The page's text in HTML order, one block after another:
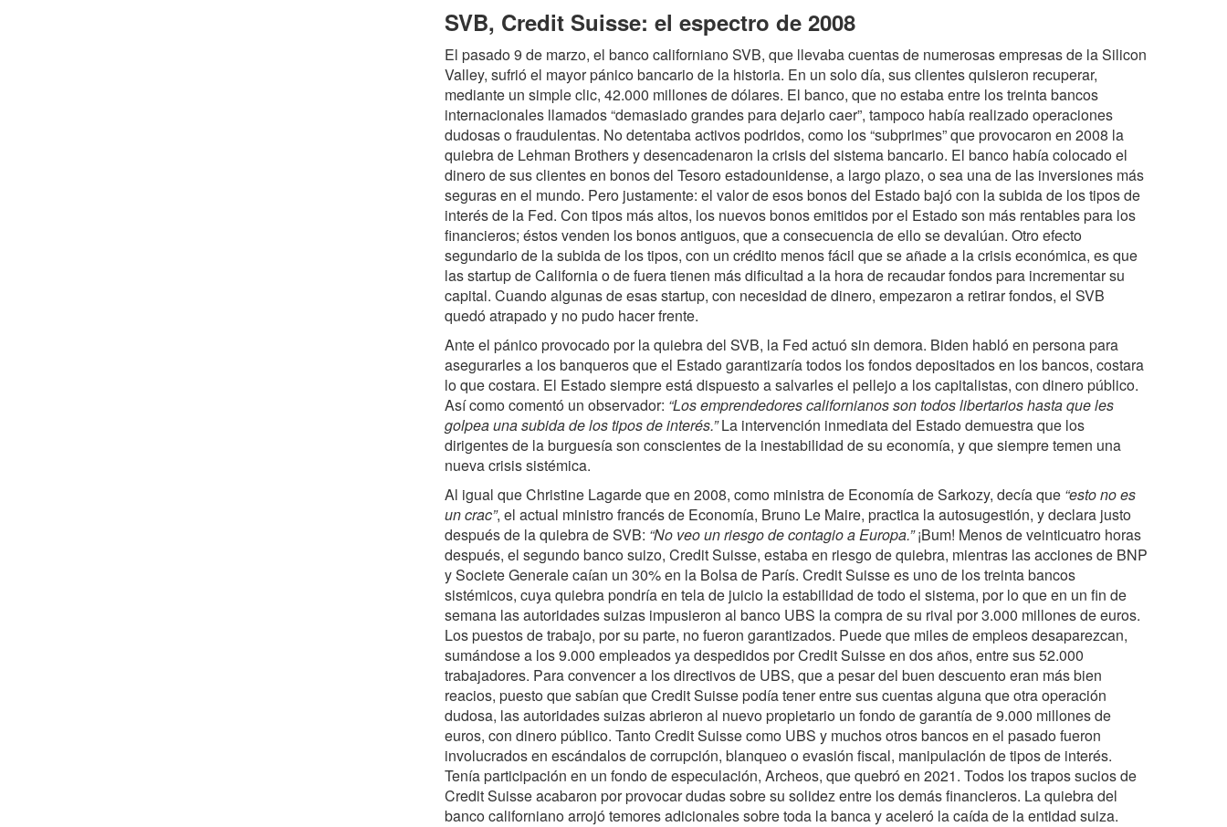
SVB, Credit Suisse: el espectro de 2008
El pasado 9 de marzo, el banco californiano SVB, que llevaba cuentas de numerosas empresas de la Silicon
Valley, sufrió el mayor pánico bancario de la historia. En un solo día, sus clientes quisieron recuperar,
mediante un simple clic, 42.000 millones de dólares. El banco, que no estaba entre los treinta bancos
internacionales llamados “demasiado grandes para dejarlo caer”, tampoco había realizado operaciones
dudosas o fraudulentas. No detentaba activos podridos, como los “subprimes” que provocaron en 2008 la
quiebra de Lehman Brothers y desencadenaron la crisis del sistema bancario. El banco había colocado el
dinero de sus clientes en bonos del Tesoro estadounidense, a largo plazo, o sea una de las inversiones más
seguras en el mundo. Pero justamente: el valor de esos bonos del Estado bajó con la subida de los tipos de
interés de la Fed. Con tipos más altos, los nuevos bonos emitidos por el Estado son más rentables para los
financieros; éstos venden los bonos antiguos, que a consecuencia de ello se devalúan. Otro efecto
segundario de la subida de los tipos, con un crédito menos fácil que se añade a la crisis económica, es que
las startup de California o de fuera tienen más dificultad a la hora de recaudar fondos para incrementar su
capital. Cuando algunas de esas startup, con necesidad de dinero, empezaron a retirar fondos, el SVB
quedó atrapado y no pudo hacer frente.
Ante el pánico provocado por la quiebra del SVB, la Fed actuó sin demora. Biden habló en persona para
asegurarles a los banqueros que el Estado garantizaría todos los fondos depositados en los bancos, costara
lo que costara. El Estado siempre está dispuesto a salvarles el pellejo a los capitalistas, con dinero público.
Así como comentó un observador: “Los emprendedores californianos son todos libertarios hasta que les
golpea una subida de los tipos de interés.”La intervención inmediata del Estado demuestra que los
dirigentes de la burguesía son conscientes de la inestabilidad de su economía, y que siempre temen una
nueva crisis sistémica.
Al igual que Christine Lagarde que en 2008, como ministra de Economía de Sarkozy, decía que “esto no es
un crac”, el actual ministro francés de Economía, Bruno Le Maire, practica la autosugestión, y declara justo
después de la quiebra de SVB: “No veo un riesgo de contagio a Europa.”¡Bum! Menos de veinticuatro horas
después, el segundo banco suizo, Credit Suisse, estaba en riesgo de quiebra, mientras las acciones de BNP
y Societe Generale caían un 30% en la Bolsa de París. Credit Suisse es uno de los treinta bancos
sistémicos, cuya quiebra pondría en tela de juicio la estabilidad de todo el sistema, por lo que en un fin de
semana las autoridades suizas impusieron al banco UBS la compra de su rival por 3.000 millones de euros.
Los puestos de trabajo, por su parte, no fueron garantizados. Puede que miles de empleos desaparezcan,
sumándose a los 9.000 empleados ya despedidos por Credit Suisse en dos años, entre sus 52.000
trabajadores. Para convencer a los directivos de UBS, que a pesar del buen descuento eran más bien
reacios, puesto que sabían que Credit Suisse podía tener entre sus cuentas alguna que otra operación
dudosa, las autoridades suizas abrieron al nuevo propietario un fondo de garantía de 9.000 millones de
euros, con dinero público. Tanto Credit Suisse como UBS y muchos otros bancos en el pasado fueron
involucrados en escándalos de corrupción, blanqueo o evasión fiscal, manipulación de tipos de interés.
Tenía participación en un fondo de especulación, Archeos, que quebró en 2021. Todos los trapos sucios de
Credit Suisse acabaron por provocar dudas sobre su solidez entre los demás financieros. La quiebra del
banco californiano arrojó temores adicionales sobre toda la banca y aceleró la caída de la entidad suiza.